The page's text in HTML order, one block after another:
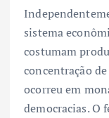
sistema
costumam
concentração
ocorreu em
democracias. O